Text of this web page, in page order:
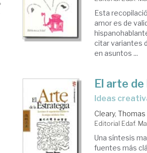
Esta
amor es de
citar variantes
en asuntos ...
El arte
ideas
Cleary, Thomas
Editorial Edaf.
Una síntesis
fuentes más